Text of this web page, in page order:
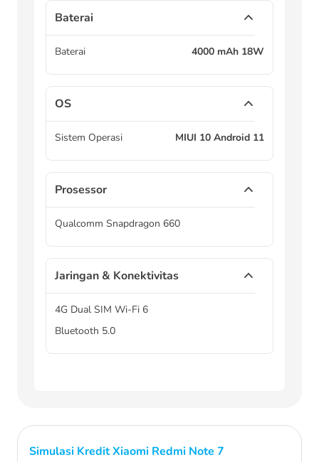
Baterai
Baterai 4000 mAh 18W
OS
Sistem Operasi MIUI 10 Android 11
Prosessor
Qualcomm Snapdragon 660
Jaringan & Konektivitas
4G Dual SIM Wi-Fi 6
Bluetooth 5.0
Simulasi KreditXiaomi Redmi Note 7